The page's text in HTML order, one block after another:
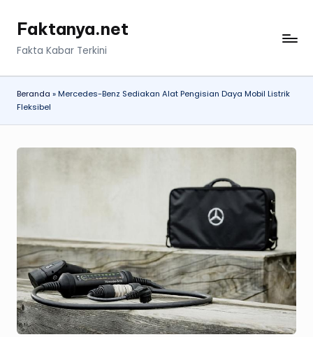
Faktanya.net
Fakta Kabar Terkini
Beranda »Mercedes-Benz Sediakan Alat Pengisian Daya Mobil Listrik
Fleksibel